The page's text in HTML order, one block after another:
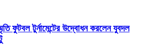
ফুটবল টুর্নামেন্টের উদ্বোধন করলেন যুবদল